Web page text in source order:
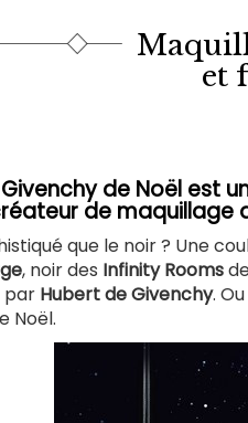
et
de Noël est
de maquillage
que le noir ? Une
, noir des Infinity Rooms
par Hubert de Givenchy.
Noël.